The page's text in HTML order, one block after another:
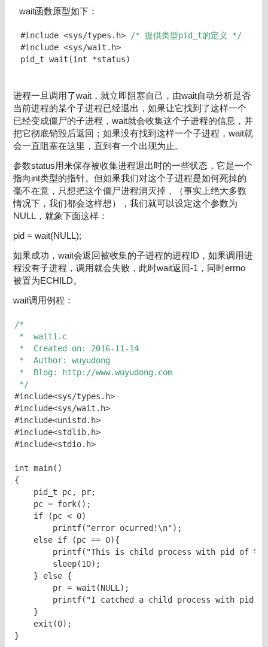
wait函数原型如下：
#include <sys/types.h> /* 提供类型pid_t的定义 */
#include <sys/wait.h>
pid_t wait(int *status)
进程一旦调用了wait，就立即阻塞自己，由wait自动分析是否
当前进程的某个子进程已经退出，如果让它找到了这样一个
已经变成僵尸的子进程，wait就会收集这个子进程的信息，并
把它彻底销毁后返回；如果没有找到这样一个子进程，wait就
会一直阻塞在这里，直到有一个出现为止。
参数status用来保存被收集进程退出时的一些状态，它是一个
指向int类型的指针。但如果我们对这个子进程是如何死掉的
毫不在意，只想把这个僵尸进程消灭掉，（事实上绝大多数
情况下，我们都会这样想），我们就可以设定这个参数为
NULL，就象下面这样：
pid = wait(NULL);
如果成功，wait会返回被收集的子进程的进程ID，如果调用进
程没有子进程，调用就会失败，此时wait返回-1，同时errno
被置为ECHILD。
wait调用例程：
/*
*  wait1.c
*  Created on: 2016-11-14
*  Author: wuyudong
*  Blog: http://www.wuyudong.com
*/
#include<sys/types.h>
#include<sys/wait.h>
#include<unistd.h>
#include<stdlib.h>
#include<stdio.h>
int main()
{
pid_t pc, pr;
pc = fork();
if (pc < 0)
printf("error ocurred!\n");
else if (pc == 0){
printf("This is child process with pid of
sleep(10);
} else {
pr = wait(NULL);
printf("I catched a child process with pid of
}
exit(0);
}